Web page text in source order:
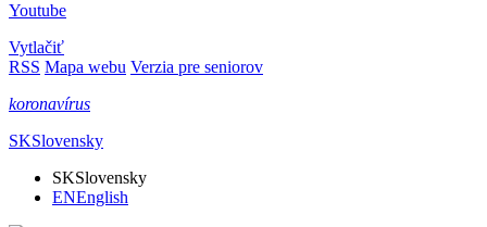
Youtube
Vytlačiť
RSS Mapa webu Verzia pre seniorov
koronavírus
SKSlovensky
SKSlovensky
ENEnglish